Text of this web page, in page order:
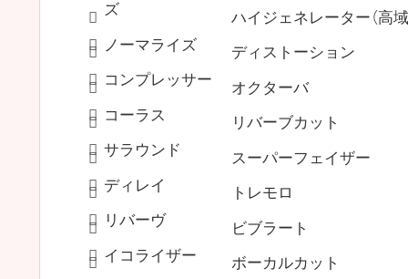
ズ
ノーマライズ
コンプレッサー
コーラス
サラウンド
ディレイ
リバーヴ
イコライザー
ハイジェネレーター（高域
ディストーション
オクターバ
リバーブカット
スーパーフェイザー
トレモロ
ビブラート
ボーカルカット